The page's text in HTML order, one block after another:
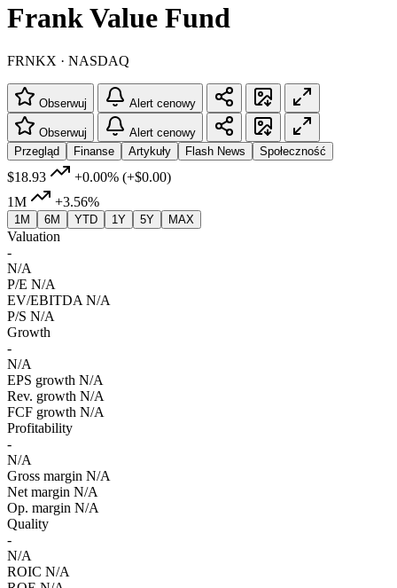
Frank Value Fund
FRNKX · NASDAQ
Obserwuj Alert cenowy
Obserwuj
Alert cenowy
Przegląd
Finanse Artykuły Flash News Społeczność
$18.93 +0.00% (+$0.00)
1M
+3.56%
1M 6M YTD 1Y 5Y MAX
Valuation
-
N/A
P/E N/A
EV/EBITDA N/A
P/S N/A
Growth
-
N/A
EPS growth N/A
Rev. growth N/A
FCF growth N/A
Profitability
-
N/A
Gross margin N/A
Net margin N/A
Op. margin N/A
Quality
-
N/A
ROIC N/A